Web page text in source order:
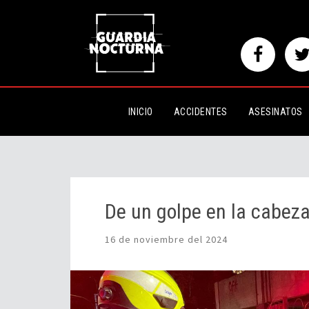
INICIO ACCIDENTES ASESINATOS
De un golpe en la cabeza
De un golpe en la
16 de noviembre del 2024